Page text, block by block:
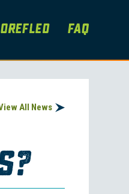
FAQ
All News